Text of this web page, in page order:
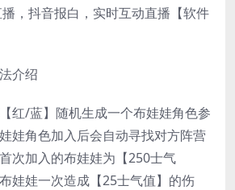
，抖音报白，实时互动直播【软件
介绍
红/蓝】随机生成一个布娃娃角色参
娃角色加入后会自动寻找对方阵营
次加入的布娃娃为【250士气
娃娃一次造成【25士气值】的伤